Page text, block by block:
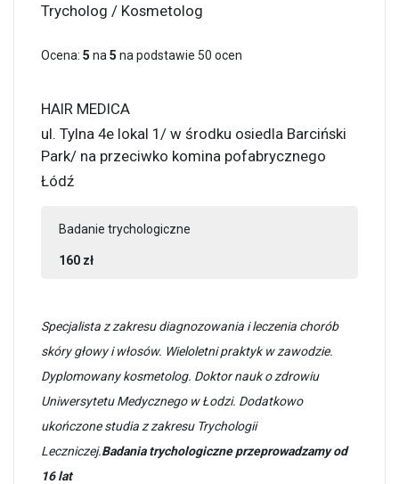
Trycholog / Kosmetolog
Ocena: 5 na 5 na podstawie 50 ocen
HAIR MEDICA
ul. Tylna 4e lokal 1/ w środku osiedla Barciński
Park/ na przeciwko komina pofabrycznego
Łódź
Badanie trychologiczne
160 zł
Specjalista z zakresu diagnozowania i leczenia chorób
skóry głowy i włosów. Wieloletni praktyk w zawodzie.
Dyplomowany kosmetolog. Doktor nauk o zdrowiu
Uniwersytetu Medycznego w Łodzi. Dodatkowo
ukończone studia z zakresu Trychologii
Leczniczej.Badania trychologiczne przeprowadzamy od
16 lat